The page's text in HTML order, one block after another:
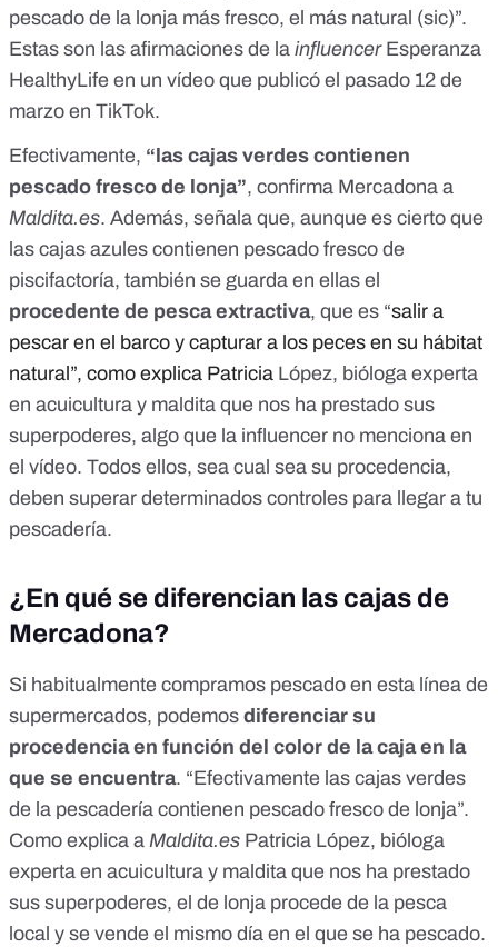
pescado de la lonja más fresco, el más natural (sic)”.
Estas son las afirmaciones de la influencer Esperanza
HealthyLife en un vídeo que publicó el pasado 12 de
marzo en TikTok.
Efectivamente, “las cajas verdes contienen
pescado fresco de lonja”, confirma Mercadona a
Maldita.es. Además, señala que, aunque es cierto que
las cajas azules contienen pescado fresco de
piscifactoría, también se guarda en ellas el
procedente de pesca extractiva, que es “salir a
pescar en el barco y capturar a los peces en su hábitat
natural”, como explica Patricia López, bióloga experta
en acuicultura y maldita que nos ha prestado sus
superpoderes, algo que la influencer no menciona en
el vídeo. Todos ellos, sea cual sea su procedencia,
deben superar determinados controles para llegar a tu
pescadería.
¿En qué se diferencian las cajas de
Mercadona?
Si habitualmente compramos pescado en esta línea de
supermercados, podemos diferenciar su
procedencia en función del color de la caja en la
que se encuentra. “Efectivamente las cajas verdes
de la pescadería contienen pescado fresco de lonja”.
Como explica a Maldita.es Patricia López, bióloga
experta en acuicultura y maldita que nos ha prestado
sus superpoderes, el de lonja procede de la pesca
local y se vende el mismo día en el que se ha pescado.